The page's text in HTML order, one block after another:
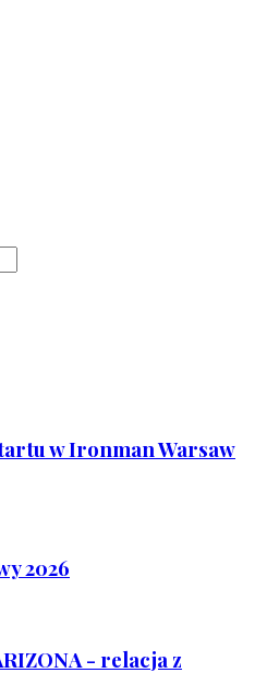
w Ironman Warsaw
2026
- relacja z